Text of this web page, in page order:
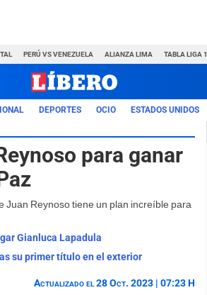
PERÚ VS VENEZUELA ALIANZA LIMA TABLA LIGA 1
DEPORTES OCIO ESTADOS UNIDOS
para ganar
Juan Reynoso tiene un plan increíble para
Gianluca Lapadula
su primer título en el exterior
Actualizado el 28 Oct. 2023 | 07:23 H